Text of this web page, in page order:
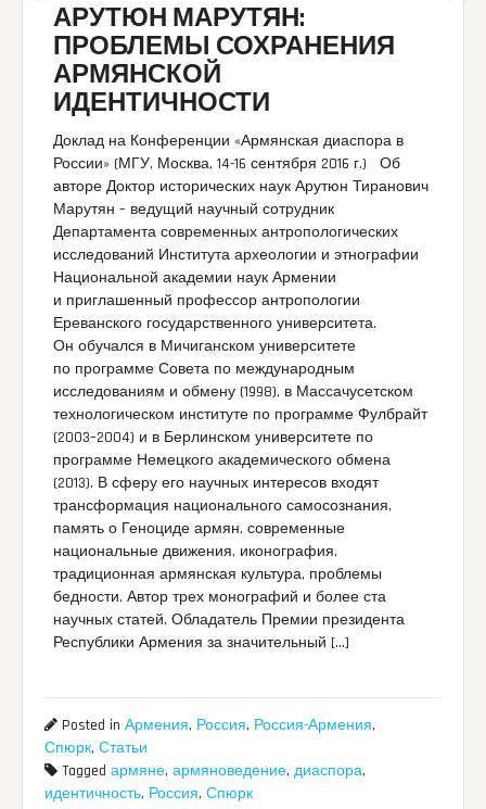
АРУТЮН МАРУТЯН:
ПРОБЛЕМЫ СОХРАНЕНИЯ
АРМЯНСКОЙ
ИДЕНТИЧНОСТИ
Доклад на Конференции «Армянская диаспора в
России» (МГУ, Москва, 14-16 сентября 2016 г.) Об
авторе Доктор исторических наук Арутюн Тиранович
Марутян – ведущий научный сотрудник
Департамента современных антропологических
исследований Института археологии и этнографии
Национальной академии наук Армении
и приглашенный профессор антропологии
Ереванского государственного университета.
Он обучался в Мичиганском университете
по программе Совета по международным
исследованиям и обмену (1998), в Массачусетском
технологическом институте по программе Фулбрайт
(2003–2004) и в Берлинском университете по
программе Немецкого академического обмена
(2013). В сферу его научных интересов входят
трансформация национального самосознания,
память о Геноциде армян, современные
национальные движения, иконография,
традиционная армянская культура, проблемы
бедности. Автор трех монографий и более ста
научных статей. Обладатель Премии президента
Республики Армения за значительный […]
Posted inАрмения, Россия, Россия-Армения,
Спюрк,Статьи
Taggedармяне,армяноведение,диаспора,
идентичность, Россия,Спюрк